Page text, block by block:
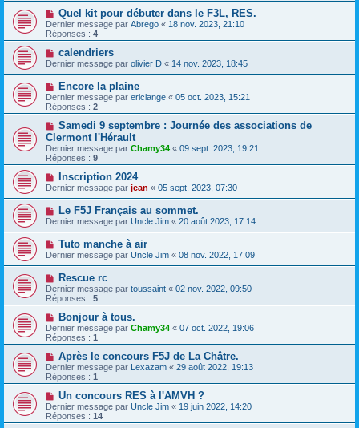
Quel kit pour débuter dans le F3L, RES.
Dernier message par Abrego « 18 nov. 2023, 21:10
Réponses : 4
calendriers
Dernier message par olivier D « 14 nov. 2023, 18:45
Encore la plaine
Dernier message par ericlange « 05 oct. 2023, 15:21
Réponses : 2
Samedi 9 septembre : Journée des associations de
Clermont l'Hérault
Dernier message par Chamy34 « 09 sept. 2023, 19:21
Réponses : 9
Inscription 2024
Dernier message par jean « 05 sept. 2023, 07:30
Le F5J Français au sommet.
Dernier message par Uncle Jim « 20 août 2023, 17:14
Tuto manche à air
Dernier message par Uncle Jim « 08 nov. 2022, 17:09
Rescue rc
Dernier message par toussaint « 02 nov. 2022, 09:50
Réponses : 5
Bonjour à tous.
Dernier message par Chamy34 « 07 oct. 2022, 19:06
Réponses : 1
Après le concours F5J de La Châtre.
Dernier message par Lexazam « 29 août 2022, 19:13
Réponses : 1
Un concours RES à l'AMVH ?
Dernier message par Uncle Jim « 19 juin 2022, 14:20
Réponses : 14